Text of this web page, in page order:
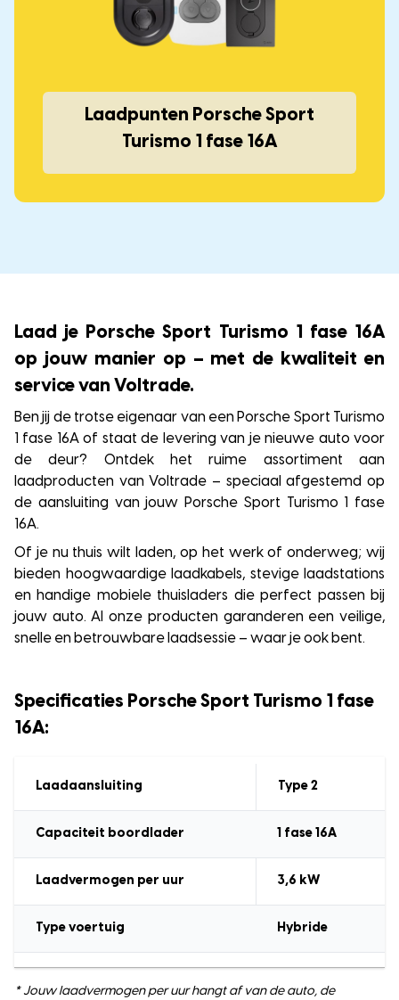
Laadpunten Porsche Sport
Turismo 1 fase 16A
Laad je Porsche Sport Turismo 1 fase 16A
op jouw manier op – met de kwaliteit en
service van Voltrade.
Ben jij de trotse eigenaar van een Porsche Sport Turismo
1 fase 16A of staat de levering van je nieuwe auto voor
de deur? Ontdek het ruime assortiment aan
laadproducten van Voltrade – speciaal afgestemd op
de aansluiting van jouw Porsche Sport Turismo 1 fase
16A.
Of je nu thuis wilt laden, op het werk of onderweg; wij
bieden hoogwaardige laadkabels, stevige laadstations
en handige mobiele thuisladers die perfect passen bij
jouw auto. Al onze producten garanderen een veilige,
snelle en betrouwbare laadsessie – waar je ook bent.
Specificaties Porsche Sport Turismo 1 fase
16A:
Laadaansluiting Type 2
Capaciteit boordlader 1 fase 16A
Laadvermogen per uur 3,6 kW
Type voertuig Hybride
* Jouw laadvermogen per uur hangt af van de auto, de